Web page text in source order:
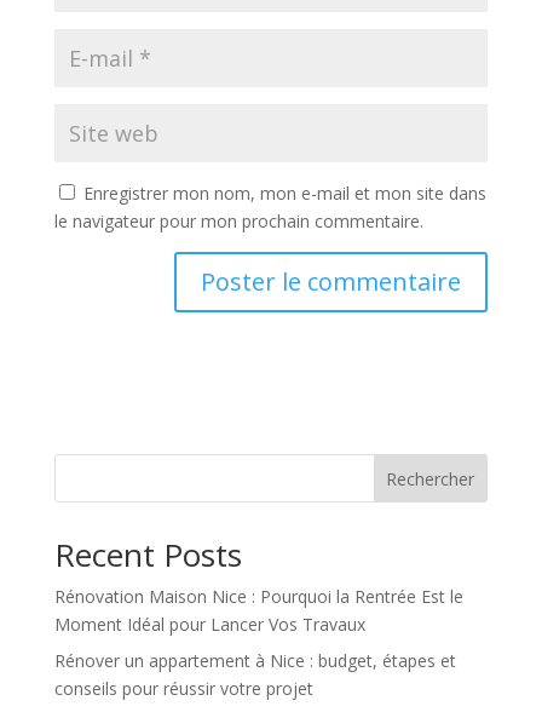
Enregistrer mon nom, mon e-mail et mon site dans
le navigateur pour mon prochain commentaire.
Rechercher
Recent Posts
Rénovation Maison Nice : Pourquoi la Rentrée Est le
Moment Idéal pour Lancer Vos Travaux
Rénover un appartement à Nice : budget, étapes et
conseils pour réussir votre projet